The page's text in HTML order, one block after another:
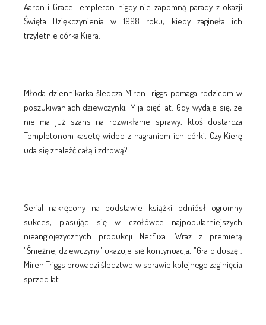
Aaron i Grace Templeton nigdy nie zapomną parady z okazji
Święta Dziękczynienia w 1998 roku, kiedy zaginęła ich
trzyletnie córka Kiera.
Młoda dziennikarka śledcza Miren Triggs pomaga rodzicom w
poszukiwaniach dziewczynki. Mija pięć lat. Gdy wydaje się, że
nie ma już szans na rozwikłanie sprawy, ktoś dostarcza
Templetonom kasetę wideo z nagraniem ich córki. Czy Kierę
uda się znaleźć całą i zdrową?
Serial nakręcony na podstawie książki odniósł ogromny
sukces, plasując się w czołówce najpopularniejszych
nieanglojęzycznych produkcji Netflixa. Wraz z premierą
"Śnieżnej dziewczyny" ukazuje się kontynuacja, "Gra o duszę".
Miren Triggs prowadzi śledztwo w sprawie kolejnego zaginięcia
sprzed lat.